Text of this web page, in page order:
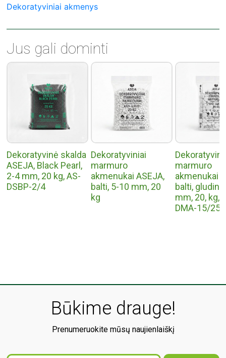
Dekoratyviniai akmenys
Jus gali dominti
Dekoratyvinė skalda
ASEJA, Black Pearl,
2-4 mm, 20 kg, AS-
DSBP-2/4
Dekoratyviniai
marmuro
akmenukai ASEJA,
balti, 5-10 mm, 20
kg
marmuro
akmenukai
balti,
mm, 20, kg,
DMA-15/25
Būkime drauge!
Prenumeruokite mūsų naujienlaiškį